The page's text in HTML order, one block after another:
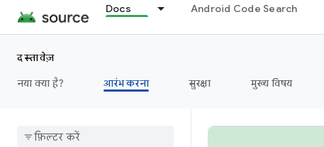
Docs Android Code Search
दस्तावेज़
नया क्या है?
आरंभ करना सुरक्षा मुख्य विषय